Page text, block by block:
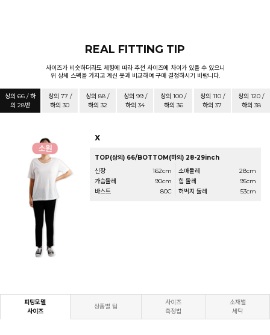
REAL FITTING TIP
사이즈가 비슷하더라도 체향에 따라 추천 사이즈에 차이가 있을 수 있으니
위 상세 스펙을 가지고 계신 옷과 비교하여 구매 결정하시기 바랍니다.
상의 66 / 하
의 28반
상의 77 /
하의 30
상의 88 /
하의 32
상의 99 /
하의 34
상의 100 /
하의 36
상의 110 /
하의 37
상의 120 /
하의 38
X
TOP(상의) 66/BOTTOM(하의) 28-29inch
신장
162cm
가슴둘레
90cm
바스트
80C
소매둘레
28cm
힙 둘레
95cm
허벅지 둘레
53cm
피팅모델
사이즈
상품별 팁
사이즈
측정법
소재별
세탁